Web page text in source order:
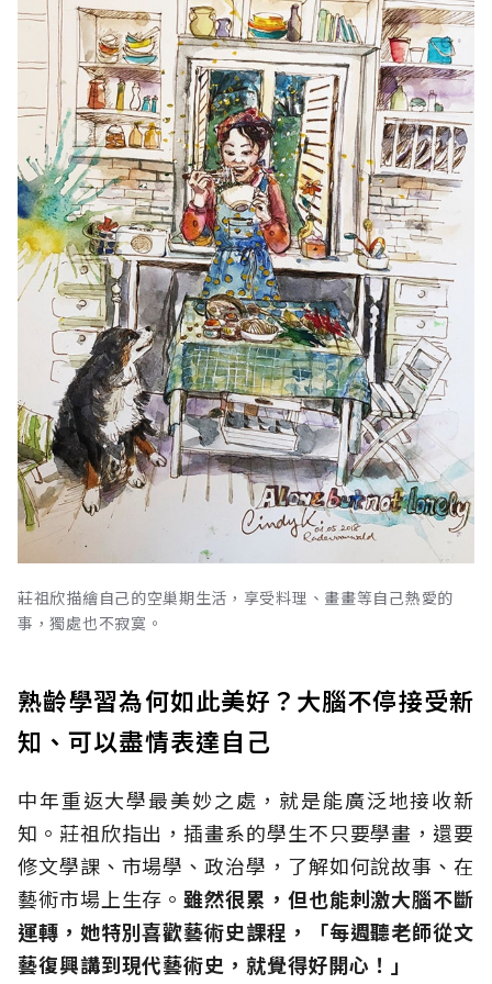
莊祖欣描繪自己的空巢期生活，享受料理、畫畫等自己熱愛的
事，獨處也不寂寞。
熟齡學習為何如此美好？大腦不停接受新
知、可以盡情表達自己
中年重返大學最美妙之處，就是能廣泛地接收新
知。莊祖欣指出，插畫系的學生不只要學畫，還要
修文學課、市場學、政治學，了解如何說故事、在
藝術市場上生存。 雖然很累，但也能刺激大腦不斷
運轉，她特別喜歡藝術史課程，「每週聽老師從文
藝復興講到現代藝術史，就覺得好開心！」